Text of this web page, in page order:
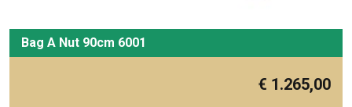
Bag A Nut 90cm 6001
€ 1.265,00